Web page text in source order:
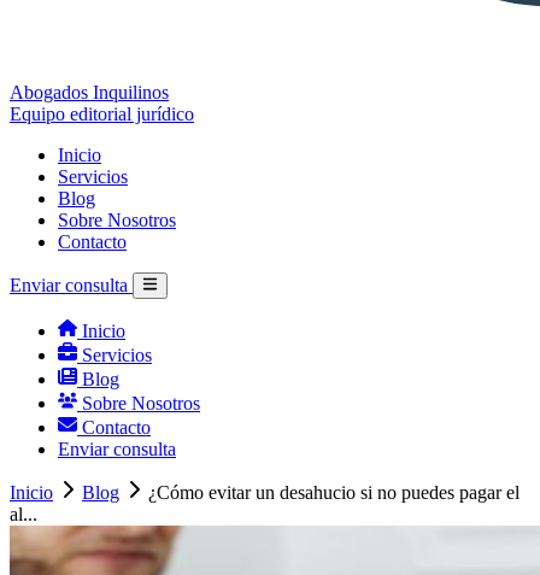
Abogados Inquilinos
Equipo editorial jurídico
Inicio
Servicios
Blog
Sobre Nosotros
Contacto
Enviar consulta
Inicio
Servicios
Blog
Sobre Nosotros
Contacto
Enviar consulta
Inicio Blog
¿Cómo evitar un desahucio si no puedes pagar el
al...